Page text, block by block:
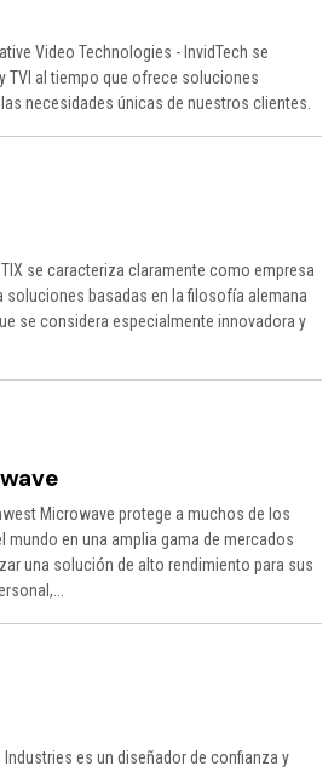
Video Technologies - InvidTech se
TVI al tiempo que ofrece soluciones
necesidades únicas de nuestros clientes.
se caracteriza claramente como empresa
soluciones basadas en la filosofía alemana
se considera especialmente innovadora y
Microwave protege a muchos de los
mundo en una amplia gama de mercados
una solución de alto rendimiento para sus
es un diseñador de confianza y